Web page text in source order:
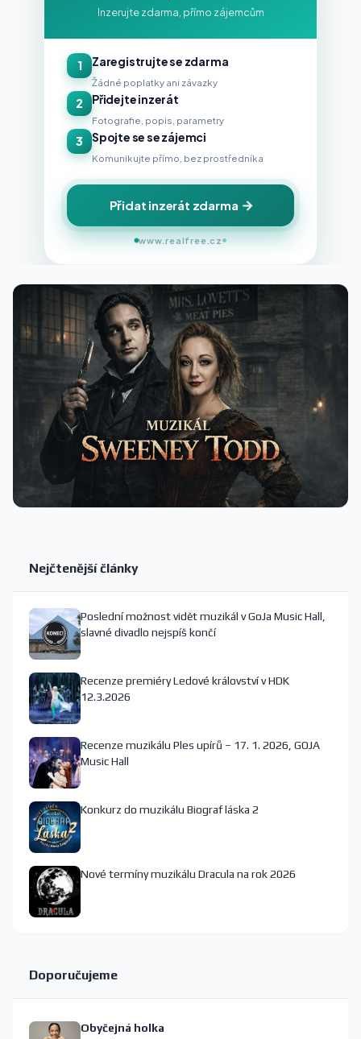
Inzerujte zdarma, přímo zájemcům
1 Zaregistrujte se zdarma
Žádné poplatky ani závazky
2 Přidejte inzerát
Fotografie, popis, parametry
3 Spojte se se zájemci
Komunikujte přímo, bez prostředníka
Přidat inzerát zdarma
www.realfree.cz
Nejčtenější články
Poslední možnost vidět muzikál v GoJa Music Hall,
slavné divadlo nejspíš končí
Recenze premiéry Ledové království v HDK
12.3.2026
Recenze muzikálu Ples upírů – 17. 1. 2026, GOJA
Music Hall
Konkurz do muzikálu Biograf láska 2
Nové termíny muzikálu Dracula na rok 2026
Doporučujeme
Obyčejná holka